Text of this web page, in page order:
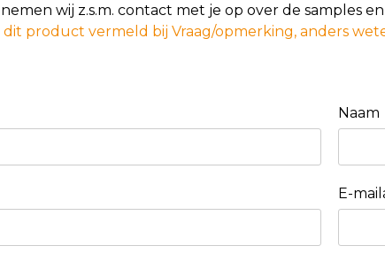
wij z.s.m. contact met je op over de samples
dit product vermeld bij Vraag/opmerking, anders
Naam
E-